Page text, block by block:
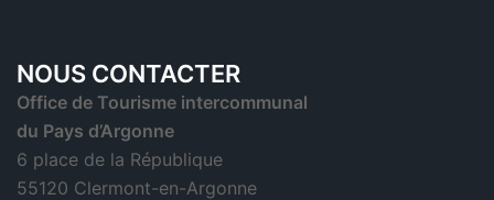
NOUS CONTACTER
Office de Tourisme intercommunal
du Pays d’Argonne
6 place de la République
55120 Clermont-en-Argonne